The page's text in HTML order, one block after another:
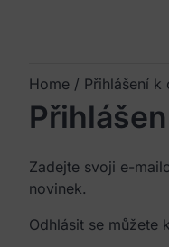
Home Přihlášení k
Zadejte svoji e-
novinek.
Odhlásit se můžete